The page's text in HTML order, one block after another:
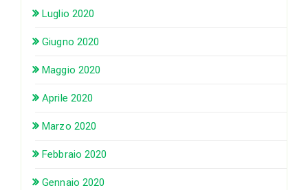
Luglio 2020
Giugno 2020
Maggio 2020
Aprile 2020
Marzo 2020
Febbraio 2020
Gennaio 2020